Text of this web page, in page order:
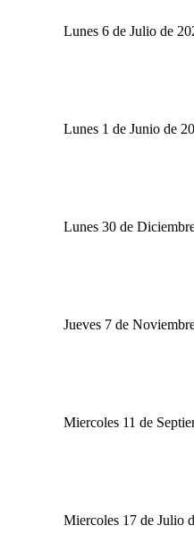
Lunes 6 de Julio de
Lunes 1 de Junio de
Lunes 30 de
Jueves 7 de
Miercoles 11 de
Miercoles 17 de Julio